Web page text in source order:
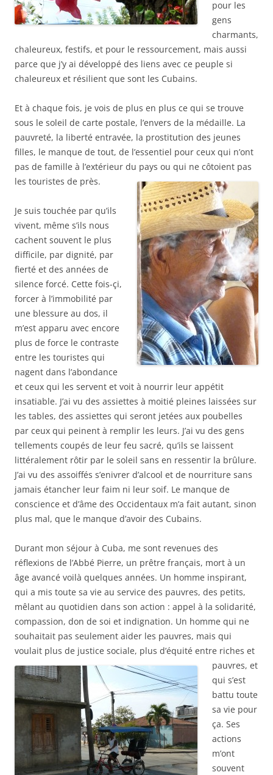
pour les
gens
charmants,
chaleureux, festifs, et pour le ressourcement, mais aussi
parce que j’y ai développé des liens avec ce peuple si
chaleureux et résilient que sont les Cubains.
Et à chaque fois, je vois de plus en plus ce qui se trouve
sous le soleil de carte postale, l’envers de la médaille. La
pauvreté, la liberté entravée, la prostitution des jeunes
filles, le manque de tout, de l’essentiel pour ceux qui n’ont
pas de famille à l’extérieur du pays ou qui ne côtoient pas
les touristes de près.
Je suis touchée par qu’ils
vivent, même s’ils nous
cachent souvent le plus
difficile, par dignité, par
fierté et des années de
silence forcé. Cette fois-çi,
forcer à l’immobilité par
une blessure au dos, il
m’est apparu avec encore
plus de force le contraste
entre les touristes qui
nagent dans l’abondance
et ceux qui les servent et voit à nourrir leur appétit
insatiable. J’ai vu des assiettes à moitié pleines laissées sur
les tables, des assiettes qui seront jetées aux poubelles
par ceux qui peinent à remplir les leurs. J’ai vu des gens
tellements coupés de leur feu sacré, qu’ils se laissent
littéralement rôtir par le soleil sans en ressentir la brûlure.
J’ai vu des assoiffés s’enivrer d’alcool et de nourriture sans
jamais étancher leur faim ni leur soif. Le manque de
conscience et d’âme des Occidentaux m’a fait autant, sinon
plus mal, que le manque d’avoir des Cubains.
Durant mon séjour à Cuba, me sont revenues des
réflexions de l’Abbé Pierre, un prêtre français, mort à un
âge avancé voilà quelques années. Un homme inspirant,
qui a mis toute sa vie au service des pauvres, des petits,
mêlant au quotidien dans son action : appel à la solidarité,
compassion, don de soi et indignation. Un homme qui ne
souhaitait pas seulement aider les pauvres, mais qui
voulait plus de justice sociale, plus d’équité entre riches et
pauvres, et
qui s’est
battu toute
sa vie pour
ça. Ses
actions
m’ont
souvent